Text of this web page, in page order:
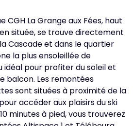
CGH La Grange aux Fées, haut
située, se trouve directement
Cascade et dans le quartier
la plus ensoleillée de
idéal pour profiter du soleil et
balcon. Les remontées
sont situées à proximité de la
accéder aux plaisirs du ski
minutes à pied, vous trouverez